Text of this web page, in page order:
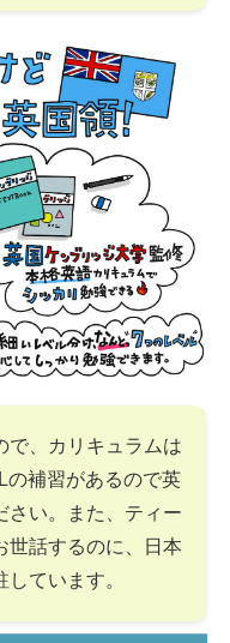
で、カリキュラムは
の補習があるので英
さい。また、ティー
世話するのに、日本
ています。